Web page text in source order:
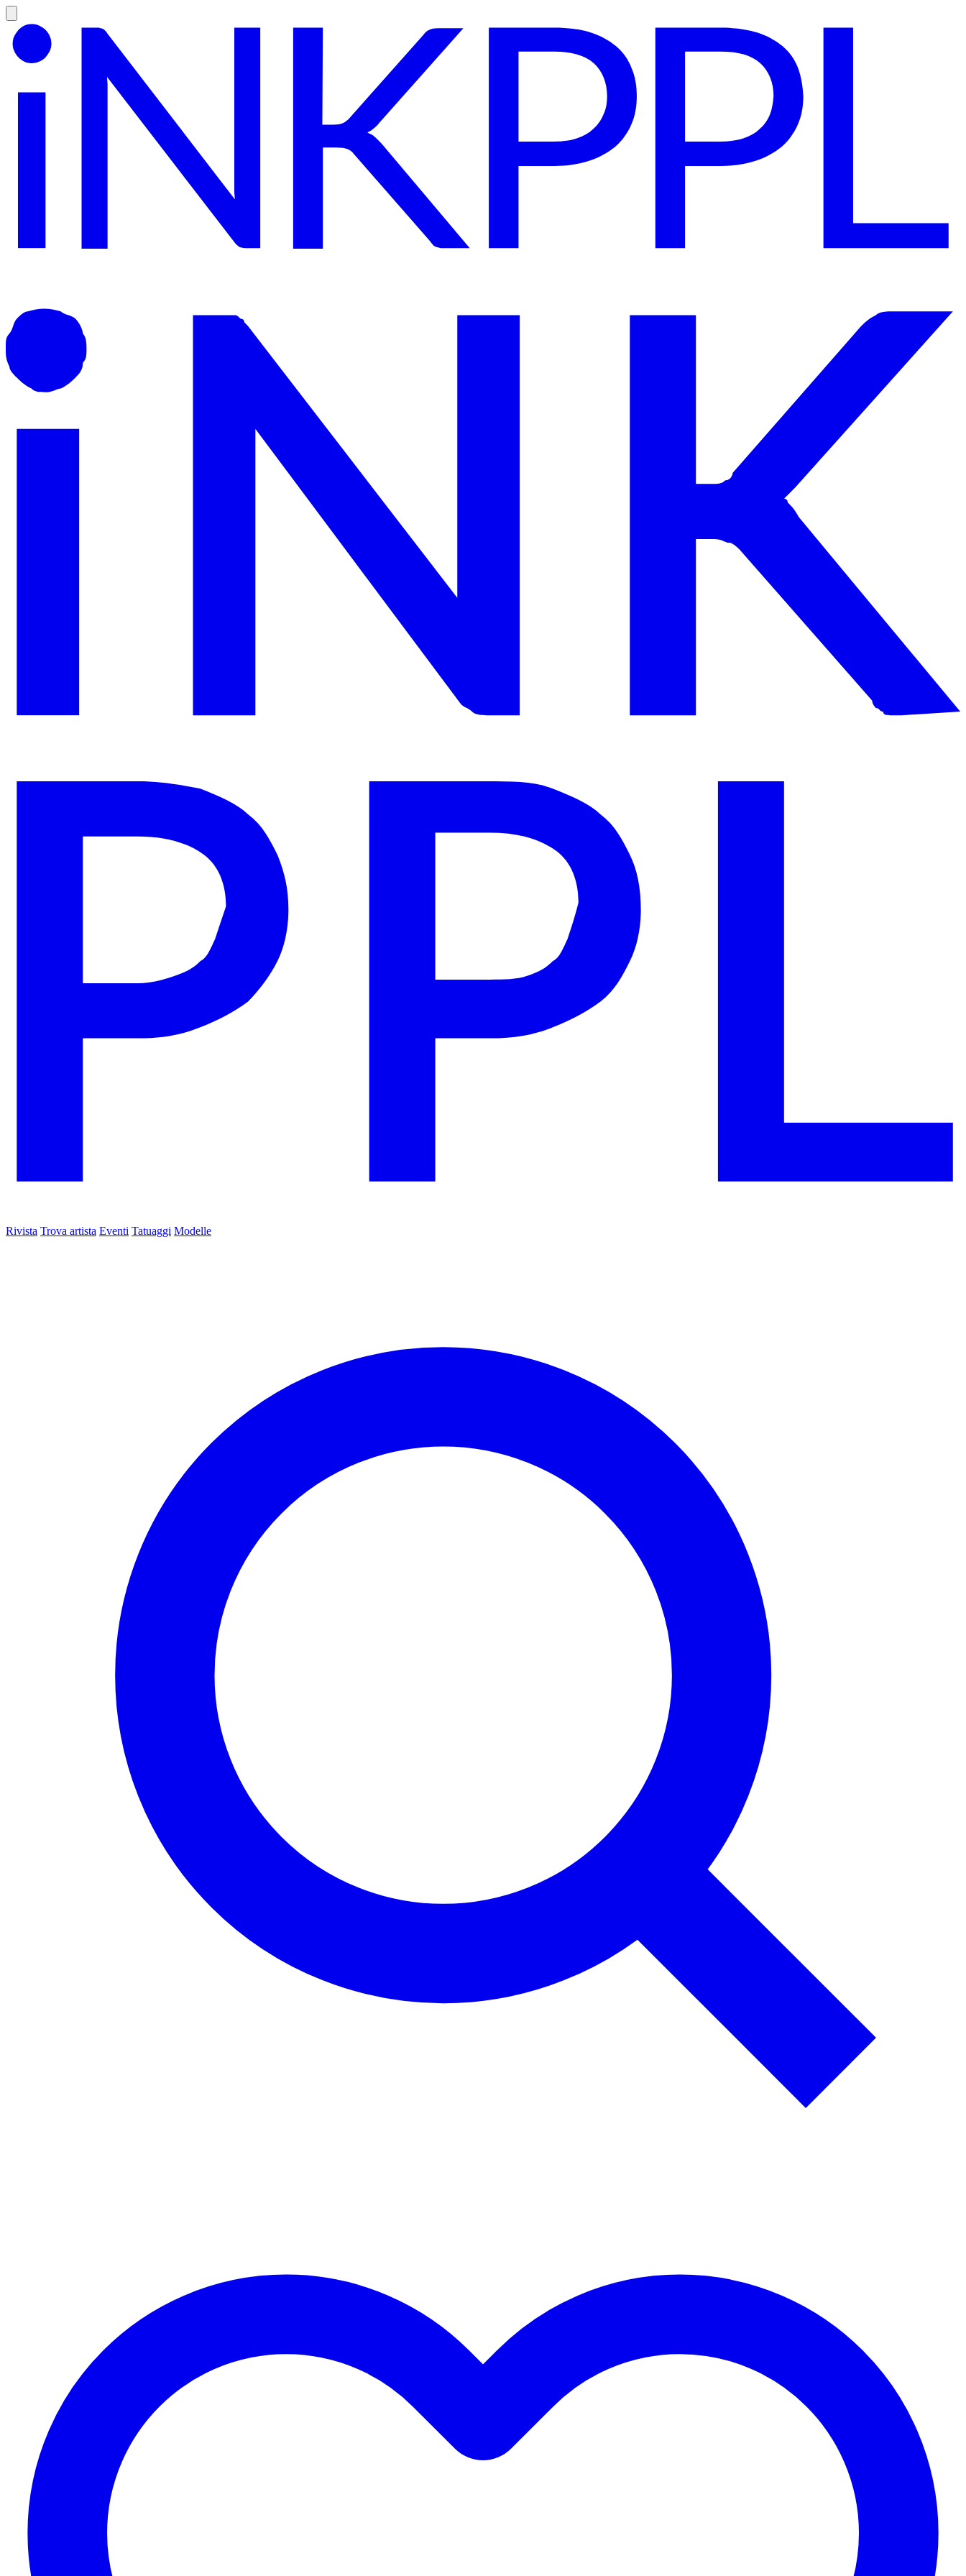
Rivista Trova artista Eventi Tatuaggi Modelle